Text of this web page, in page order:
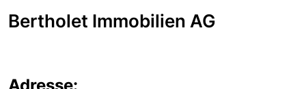
Bertholet Immobilien AG